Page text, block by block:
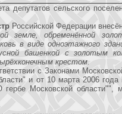
депутатов сельского
Российской Федерации
земле, обременённой
в виде одноэтажного
башенкой с золотым
крестом.
с Законами
и от 10 марта 2006
Московской области"",